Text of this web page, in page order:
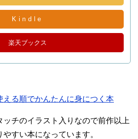
Kindle
楽天ブックス
える順でかんたんに身につく本
ッチのイラスト入りなので前作以上
すい本になっています。